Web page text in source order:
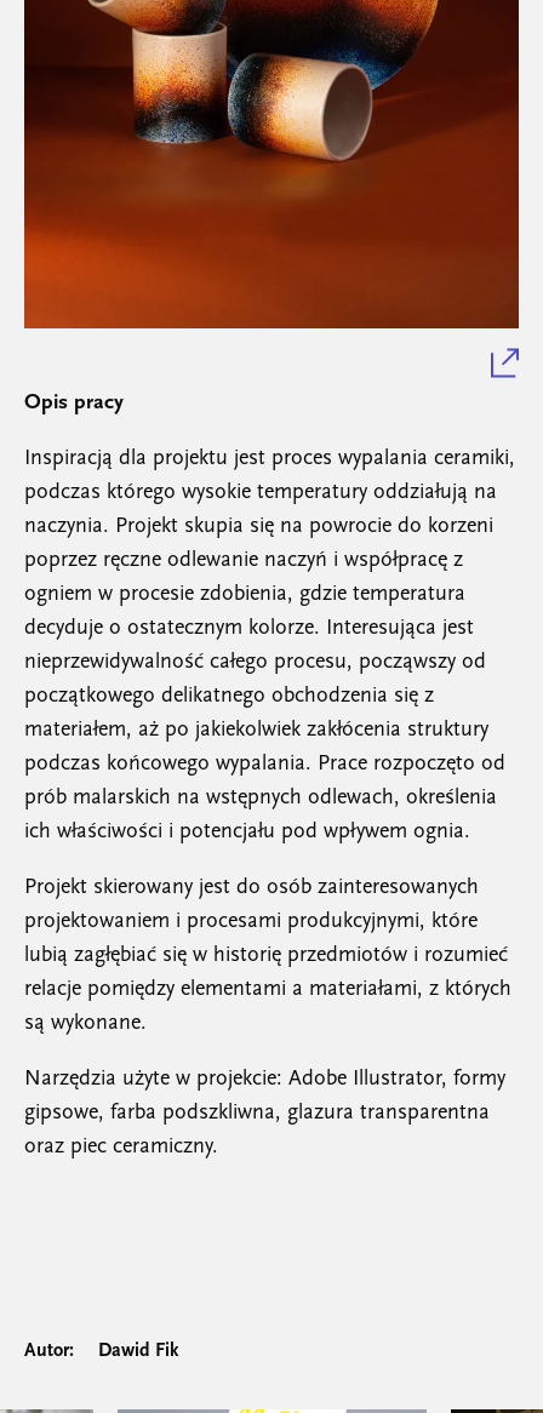
Opis pracy
Inspiracją dla projektu jest proces wypalania ceramiki,
podczas którego wysokie temperatury oddziałują na
naczynia. Projekt skupia się na powrocie do korzeni
poprzez ręczne odlewanie naczyń i współpracę z
ogniem w procesie zdobienia, gdzie temperatura
decyduje o ostatecznym kolorze. Interesująca jest
nieprzewidywalność całego procesu, począwszy od
początkowego delikatnego obchodzenia się z
materiałem, aż po jakiekolwiek zakłócenia struktury
podczas końcowego wypalania. Prace rozpoczęto od
prób malarskich na wstępnych odlewach, określenia
ich właściwości i potencjału pod wpływem ognia.
Projekt skierowany jest do osób zainteresowanych
projektowaniem i procesami produkcyjnymi, które
lubią zagłębiać się w historię przedmiotów i rozumieć
relacje pomiędzy elementami a materiałami, z których
są wykonane.
Narzędzia użyte w projekcie: Adobe Illustrator, formy
gipsowe, farba podszkliwna, glazura transparentna
oraz piec ceramiczny.
Autor: Dawid Fik